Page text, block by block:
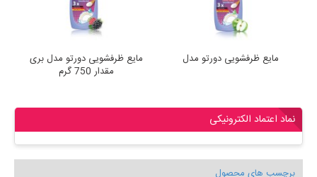
مایع ظرفشویی دورتو مدل بری
مقدار 750 گرم
مایع ظرفشویی دورتو مدل
نماد اعتماد الکترونیکی
برچسب های محصول